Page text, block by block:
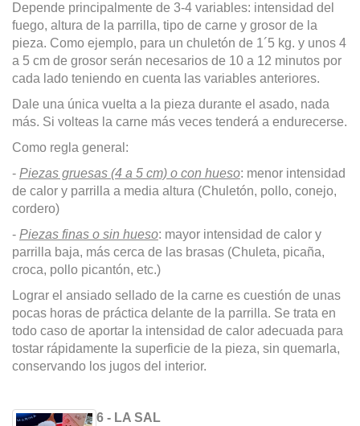
Depende principalmente de 3-4 variables: intensidad del
fuego, altura de la parrilla, tipo de carne y grosor de la
pieza. Como ejemplo, para un chuletón de 1´5 kg. y unos 4
a 5 cm de grosor serán necesarios de 10 a 12 minutos por
cada lado teniendo en cuenta las variables anteriores.
Dale una única vuelta a la pieza durante el asado, nada
más. Si volteas la carne más veces tenderá a endurecerse.
Como regla general:
- Piezas gruesas (4 a 5 cm) o con hueso: menor intensidad
de calor y parrilla a media altura (Chuletón, pollo, conejo,
cordero)
- Piezas finas o sin hueso: mayor intensidad de calor y
parrilla baja, más cerca de las brasas (Chuleta, picaña,
croca, pollo picantón, etc.)
Lograr el ansiado sellado de la carne es cuestión de unas
pocas horas de práctica delante de la parrilla. Se trata en
todo caso de aportar la intensidad de calor adecuada para
tostar rápidamente la superficie de la pieza, sin quemarla,
conservando los jugos del interior.
6 - LA SAL